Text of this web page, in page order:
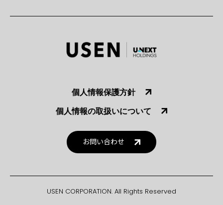
個人情報保護方針
個人情報の取扱いについて
お問い合わせ
USEN CORPORATION. All Rights Reserved